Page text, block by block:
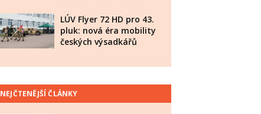
LÚV Flyer 72 HD pro 43.
pluk: nová éra mobility
českých výsadkářů
NEJČTENĚJŠÍ ČLÁNKY